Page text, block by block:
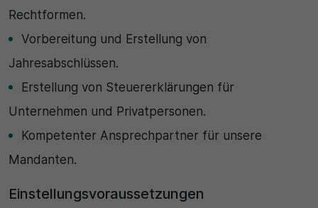
Rechtformen.
Vorbereitung und Erstellung von
Jahresabschlüssen.
Erstellung von Steuererklärungen für
Unternehmen und Privatpersonen.
Kompetenter Ansprechpartner für unsere
Mandanten.
Einstellungsvoraussetzungen